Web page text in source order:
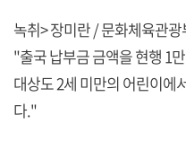
녹취> 장미란 / 문화체육관
"출국 납부금 금액을 현행 1
대상도 2세 미만의 어린이에
다."